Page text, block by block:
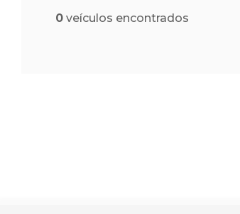
0 veículos encontrados